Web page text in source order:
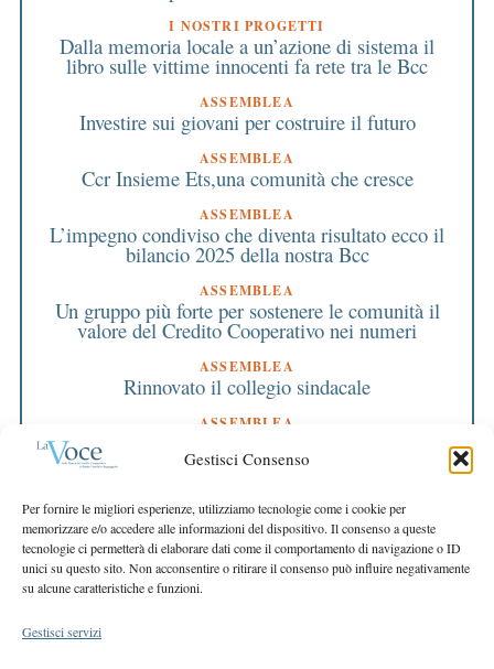
Gestisci Consenso
Per fornire le migliori esperienze, utilizziamo tecnologie come i cookie per
memorizzare e/o accedere alle informazioni del dispositivo. Il consenso a queste
tecnologie ci permetterà di elaborare dati come il comportamento di navigazione o ID
unici su questo sito. Non acconsentire o ritirare il consenso può influire negativamente
su alcune caratteristiche e funzioni.
Gestisci servizi
I NOSTRI PROGETTI
Dalla memoria locale a un’azione di sistema il
libro sulle vittime innocenti fa rete tra le Bcc
ASSEMBLEA
Investire sui giovani per costruire il futuro
ASSEMBLEA
Ccr Insieme Ets,una comunità che cresce
ASSEMBLEA
L’impegno condiviso che diventa risultato ecco il
bilancio 2025 della nostra Bcc
ASSEMBLEA
Un gruppo più forte per sostenere le comunità il
valore del Credito Cooperativo nei numeri
ASSEMBLEA
Rinnovato il collegio sindacale
ASSEMBLEA
Bilancio approvato all’unanimità e 2 milioni
destinati al territorio
EDITORIALE DIRETTORE
Crescere restando riconoscibili
EDITORIALE PRESIDENTE
Costruire futuro insieme